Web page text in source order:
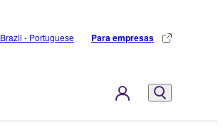
Brazil - Portuguese Para empresas